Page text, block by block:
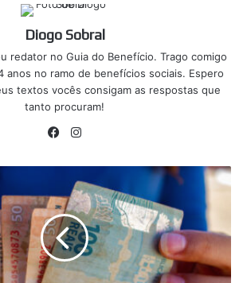
Diogo Sobral
redator no Guia do Benefício. Trago comigo
anos no ramo de benefícios sociais. Espero
textos vocês consigam as respostas que
tanto procuram!
Facebook